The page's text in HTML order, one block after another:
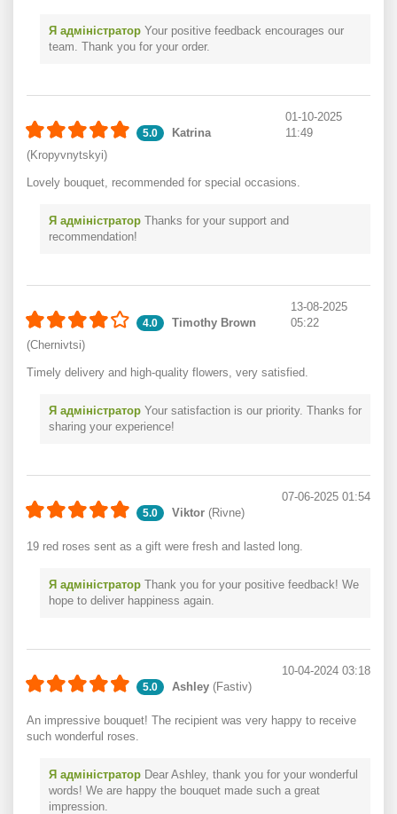
Я адміністратор Your positive feedback encourages our
team. Thank you for your order.
5.0
Katrina
(Kropyvnytskyi)
01-10-2025
11:49
Lovely bouquet, recommended for special occasions.
Я адміністратор Thanks for your support and
recommendation!
4.0
Timothy Brown
(Chernivtsi)
13-08-2025
05:22
Timely delivery and high-quality flowers, very satisfied.
Я адміністратор Your satisfaction is our priority. Thanks for
sharing your experience!
5.0 Viktor (Rivne)
07-06-2025 01:54
19 red roses sent as a gift were fresh and lasted long.
Я адміністратор Thank you for your positive feedback! We
hope to deliver happiness again.
5.0 Ashley (Fastiv)
10-04-2024 03:18
An impressive bouquet! The recipient was very happy to receive
such wonderful roses.
Я адміністратор Dear Ashley, thank you for your wonderful
words! We are happy the bouquet made such a great
impression.